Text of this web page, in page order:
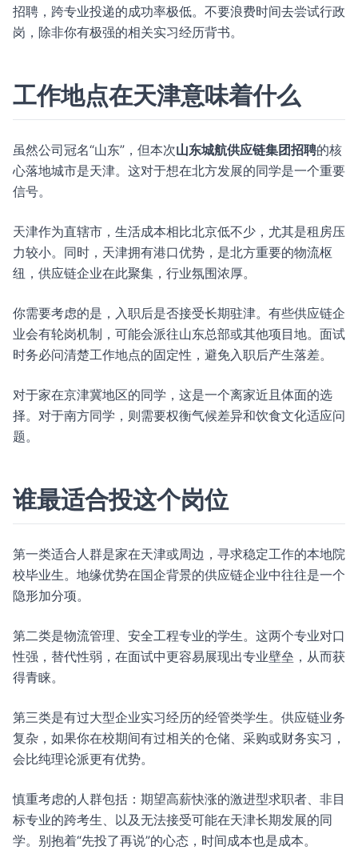
招聘，跨专业投递的成功率极低。不要浪费时间去尝试行政
岗，除非你有极强的相关实习经历背书。
工作地点在天津意味着什么
虽然公司冠名“山东”，但本次山东城航供应链集团招聘的核
心落地城市是天津。这对于想在北方发展的同学是一个重要
信号。
天津作为直辖市，生活成本相比北京低不少，尤其是租房压
力较小。同时，天津拥有港口优势，是北方重要的物流枢
纽，供应链企业在此聚集，行业氛围浓厚。
你需要考虑的是，入职后是否接受长期驻津。有些供应链企
业会有轮岗机制，可能会派往山东总部或其他项目地。面试
时务必问清楚工作地点的固定性，避免入职后产生落差。
对于家在京津冀地区的同学，这是一个离家近且体面的选
择。对于南方同学，则需要权衡气候差异和饮食文化适应问
题。
谁最适合投这个岗位
第一类适合人群是家在天津或周边，寻求稳定工作的本地院
校毕业生。地缘优势在国企背景的供应链企业中往往是一个
隐形加分项。
第二类是物流管理、安全工程专业的学生。这两个专业对口
性强，替代性弱，在面试中更容易展现出专业壁垒，从而获
得青睐。
第三类是有过大型企业实习经历的经管类学生。供应链业务
复杂，如果你在校期间有过相关的仓储、采购或财务实习，
会比纯理论派更有优势。
慎重考虑的人群包括：期望高薪快涨的激进型求职者、非目
标专业的跨考生、以及无法接受可能在天津长期发展的同
学。别抱着“先投了再说”的心态，时间成本也是成本。